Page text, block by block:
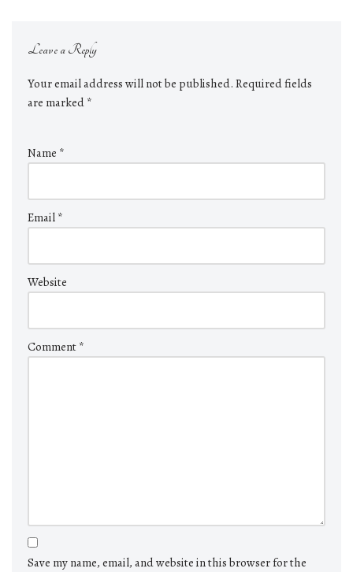
Leave a Reply
Your email address will not be published. Required fields
are marked *
Name *
Email *
Website
Comment *
Save my name, email, and website in this browser for the